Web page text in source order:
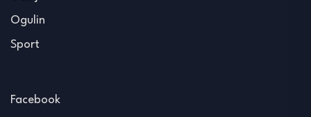
Ogulin
Sport
Facebook